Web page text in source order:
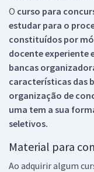
O curso para
estudar para o
constituídos por
docente experiente
bancas
características das
organização de
uma tem a sua
seletivos.
Material para
Ao adquirir algum